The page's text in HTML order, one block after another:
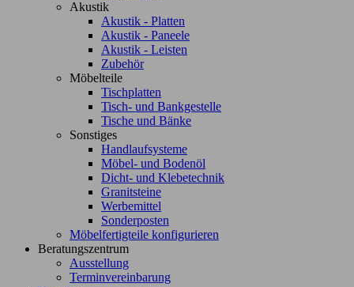
Akustik
Akustik - Platten
Akustik - Paneele
Akustik - Leisten
Zubehör
Möbelteile
Tischplatten
Tisch- und Bankgestelle
Tische und Bänke
Sonstiges
Handlaufsysteme
Möbel- und Bodenöl
Dicht- und Klebetechnik
Granitsteine
Werbemittel
Sonderposten
Möbelfertigteile konfigurieren
Beratungszentrum
Ausstellung
Terminvereinbarung